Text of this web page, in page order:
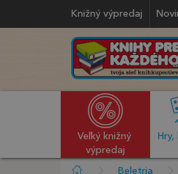
Knižný výpredaj
Veľký knižný
výpredaj
Hry,
Beletria